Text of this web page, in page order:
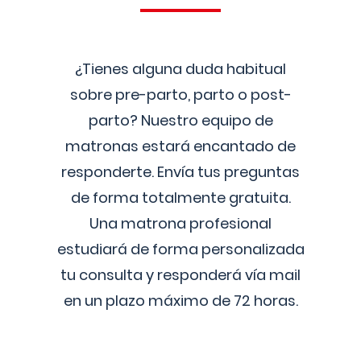
¿Tienes alguna duda habitual
sobre pre-parto, parto o post-
parto? Nuestro equipo de
matronas estará encantado de
responderte. Envía tus preguntas
de forma totalmente gratuita.
Una matrona profesional
estudiará de forma personalizada
tu consulta y responderá vía mail
en un plazo máximo de 72 horas.